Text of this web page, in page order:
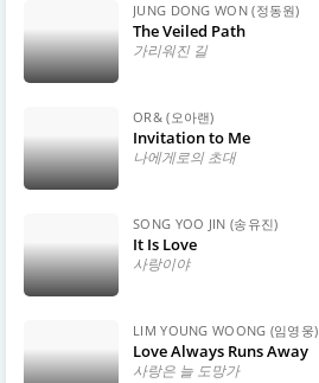
JUNG DONG WON (정동원)
The Veiled Path
가리워진 길
OR& (오아랜)
Invitation to Me
나에게로의 초대
SONG YOO JIN (송유진)
It Is Love
사랑이야
LIM YOUNG WOONG (임영웅)
Love Always Runs Away
사랑은 늘 도망가